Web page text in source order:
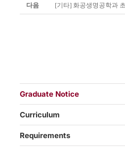
다음 [기타] 화공생명공학과
Graduate Notice
Curriculum
Requirements